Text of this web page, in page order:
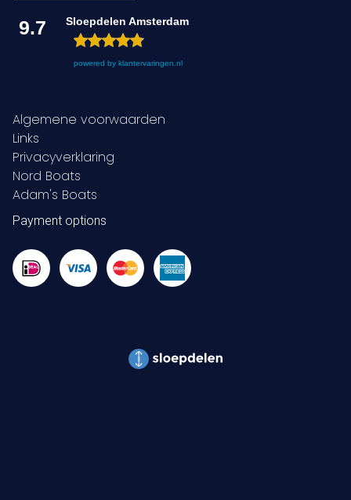
9.7 Sloepdelen Amsterdam
powered by klantervaringen.nl
Algemene voorwaarden
Links
Privacyverklaring
Nord Boats
Adam's Boats
Payment options